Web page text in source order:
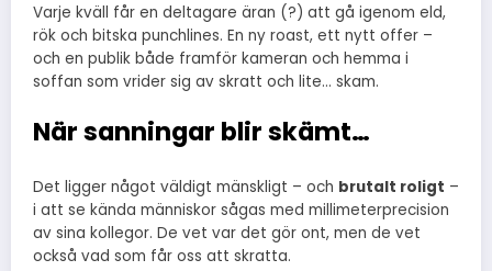
Varje kväll får en deltagare äran (?) att gå igenom eld,
rök och bitska punchlines. En ny roast, ett nytt offer –
och en publik både framför kameran och hemma i
soffan som vrider sig av skratt och lite… skam.
När sanningar blir skämt…
Det ligger något väldigt mänskligt – och brutalt roligt –
i att se kända människor sågas med millimeterprecision
av sina kollegor. De vet var det gör ont, men de vet
också vad som får oss att skratta.